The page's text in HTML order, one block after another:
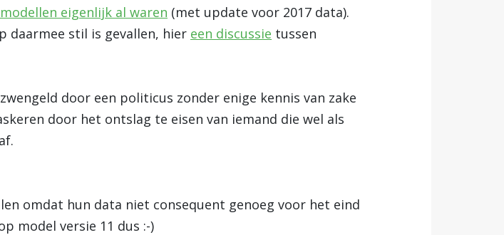
eigenlijk al waren (met update voor 2017 data).
daarmee stil is gevallen, hier een discussie tussen
door een politicus zonder enige kennis van zake
door het ontslag te eisen van iemand die wel als
omdat hun data niet consequent genoeg voor het eind
model versie 11 dus :-)